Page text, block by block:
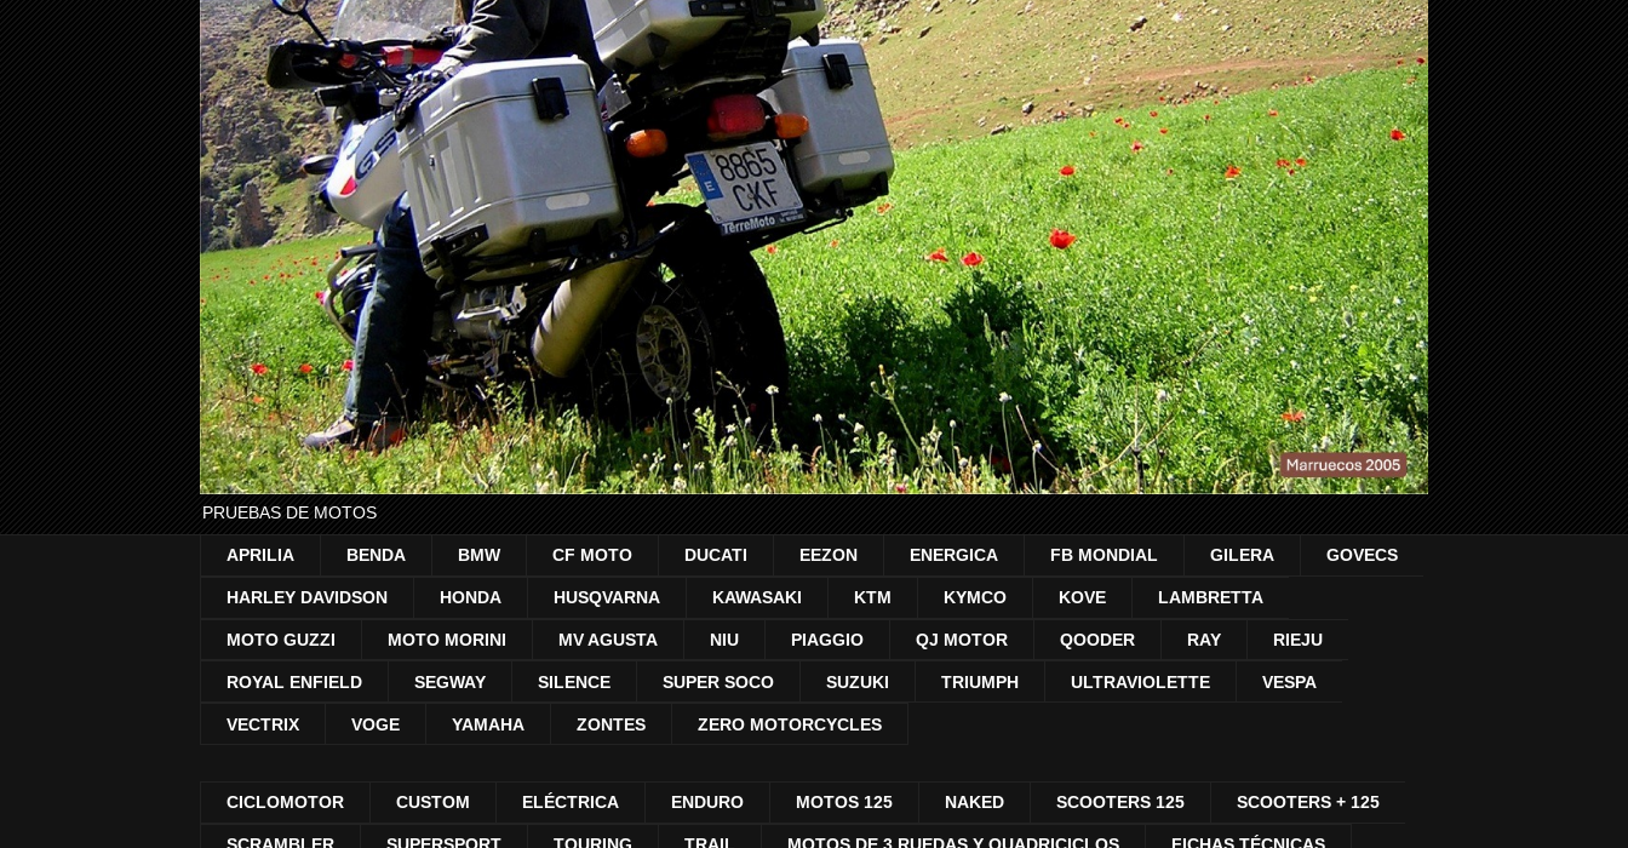
PRUEBAS DE MOTOS
APRILIA BENDA BMW CF MOTO DUCATI EEZON ENERGICA FB MONDIAL GILERA GOVECS
HARLEY DAVIDSON HONDA HUSQVARNA KAWASAKI KTM KYMCO KOVE LAMBRETTA
MOTO GUZZI MOTO MORINI MV AGUSTA NIU PIAGGIO QJ MOTOR QOODER RAY RIEJU
ROYAL ENFIELD SEGWAY SILENCE SUPER SOCO SUZUKI TRIUMPH ULTRAVIOLETTE VESPA
VECTRIX VOGE YAMAHA ZONTES ZERO MOTORCYCLES
CICLOMOTOR CUSTOM ELÉCTRICA ENDURO MOTOS 125 NAKED SCOOTERS 125 SCOOTERS + 125